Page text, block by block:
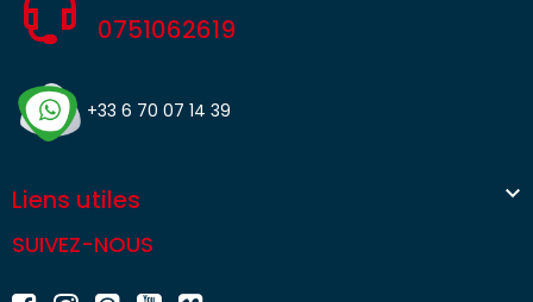
0751062619
+33 6 70 07 14 39
Liens utiles 
SUIVEZ-NOUS